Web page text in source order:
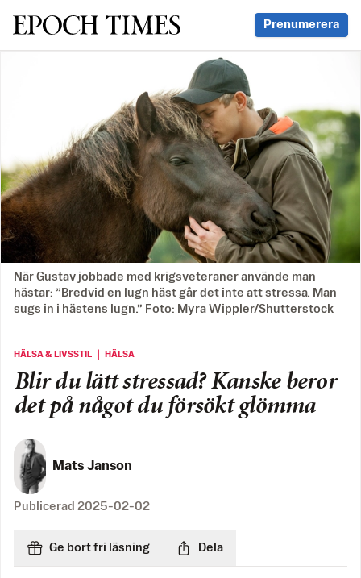
Svenska Epoch Times Prenumerera
När Gustav jobbade med krigsveteraner använde man
hästar: ”Bredvid en lugn häst går det inte att stressa. Man
sugs in i hästens lugn.” Foto: Myra Wippler/Shutterstock
HÄLSA & LIVSSTIL ｜ HÄLSA
Blir du lätt stressad? Kanske beror
det på något du försökt glömma
Mats Janson
Publicerad 2025-02-02
Ge bort fri läsning Dela